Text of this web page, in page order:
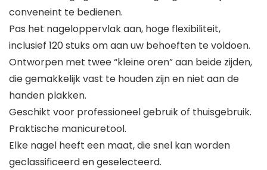
conveneint te bedienen.
Pas het nageloppervlak aan, hoge flexibiliteit,
inclusief 120 stuks om aan uw behoeften te voldoen.
Ontworpen met twee “kleine oren” aan beide zijden,
die gemakkelijk vast te houden zijn en niet aan de
handen plakken.
Geschikt voor professioneel gebruik of thuisgebruik.
Praktische manicuretool.
Elke nagel heeft een maat, die snel kan worden
geclassificeerd en geselecteerd.